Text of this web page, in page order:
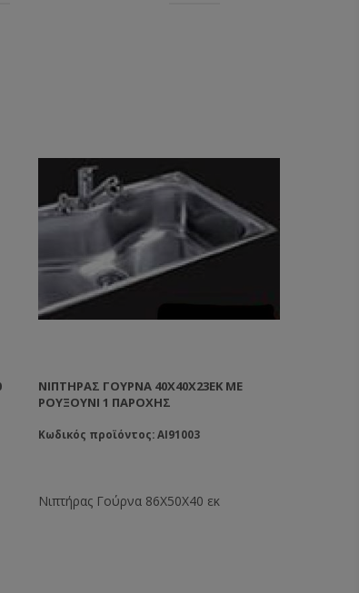
ΝΙΠΤΉΡΑΣ ΓΟΎΡΝΑ 40X40X23ΕΚ ΜΕ
ΡΟΥΞΟΎΝΙ 1 ΠΑΡΟΧΉΣ
Κωδικός προϊόντος: AI91003
Νιπτήρας Γούρνα 86X50X40 εκ